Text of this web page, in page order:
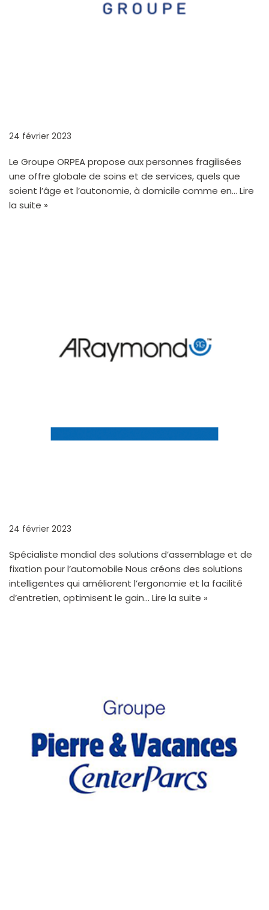
24 février 2023
Le Groupe ORPEA propose aux personnes fragilisées
une offre globale de soins et de services, quels que
soient l’âge et l’autonomie, à domicile comme en… Lire
la suite »
24 février 2023
Spécialiste mondial des solutions d’assemblage et de
fixation pour l’automobile Nous créons des solutions
intelligentes qui améliorent l’ergonomie et la facilité
d’entretien, optimisent le gain… Lire la suite »